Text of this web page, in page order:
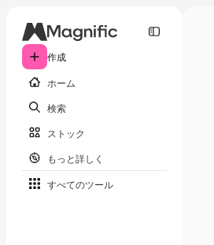
作成
ホーム
検索
ストック
もっと詳しく
すべてのツール